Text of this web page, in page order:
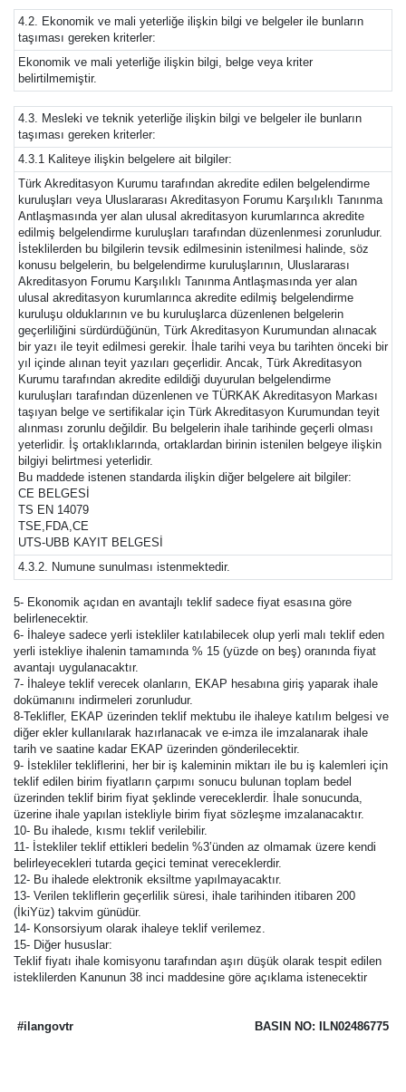
4.2. Ekonomik ve mali yeterliğe ilişkin bilgi ve belgeler ile bunların
taşıması gereken kriterler:
Ekonomik ve mali yeterliğe ilişkin bilgi, belge veya kriter
belirtilmemiştir.
4.3. Mesleki ve teknik yeterliğe ilişkin bilgi ve belgeler ile bunların
taşıması gereken kriterler:
4.3.1 Kaliteye ilişkin belgelere ait bilgiler:
Türk Akreditasyon Kurumu tarafından akredite edilen belgelendirme
kuruluşları veya Uluslararası Akreditasyon Forumu Karşılıklı Tanınma
Antlaşmasında yer alan ulusal akreditasyon kurumlarınca akredite
edilmiş belgelendirme kuruluşları tarafından düzenlenmesi zorunludur.
İsteklilerden bu bilgilerin tevsik edilmesinin istenilmesi halinde, söz
konusu belgelerin, bu belgelendirme kuruluşlarının, Uluslararası
Akreditasyon Forumu Karşılıklı Tanınma Antlaşmasında yer alan
ulusal akreditasyon kurumlarınca akredite edilmiş belgelendirme
kuruluşu olduklarının ve bu kuruluşlarca düzenlenen belgelerin
geçerliliğini sürdürdüğünün, Türk Akreditasyon Kurumundan alınacak
bir yazı ile teyit edilmesi gerekir. İhale tarihi veya bu tarihten önceki bir
yıl içinde alınan teyit yazıları geçerlidir. Ancak, Türk Akreditasyon
Kurumu tarafından akredite edildiği duyurulan belgelendirme
kuruluşları tarafından düzenlenen ve TÜRKAK Akreditasyon Markası
taşıyan belge ve sertifikalar için Türk Akreditasyon Kurumundan teyit
alınması zorunlu değildir. Bu belgelerin ihale tarihinde geçerli olması
yeterlidir. İş ortaklıklarında, ortaklardan birinin istenilen belgeye ilişkin
bilgiyi belirtmesi yeterlidir.
Bu maddede istenen standarda ilişkin diğer belgelere ait bilgiler:
CE BELGESİ
TS EN 14079
TSE,FDA,CE
UTS-UBB KAYIT BELGESİ
4.3.2. Numune sunulması istenmektedir.
5- Ekonomik açıdan en avantajlı teklif sadece fiyat esasına göre
belirlenecektir.
6- İhaleye sadece yerli istekliler katılabilecek olup yerli malı teklif eden
yerli istekliye ihalenin tamamında % 15 (yüzde on beş) oranında fiyat
avantajı uygulanacaktır.
7- İhaleye teklif verecek olanların, EKAP hesabına giriş yaparak ihale
dokümanını indirmeleri zorunludur.
8-Teklifler, EKAP üzerinden teklif mektubu ile ihaleye katılım belgesi ve
diğer ekler kullanılarak hazırlanacak ve e-imza ile imzalanarak ihale
tarih ve saatine kadar EKAP üzerinden gönderilecektir.
9- İstekliler tekliflerini, her bir iş kaleminin miktarı ile bu iş kalemleri için
teklif edilen birim fiyatların çarpımı sonucu bulunan toplam bedel
üzerinden teklif birim fiyat şeklinde vereceklerdir. İhale sonucunda,
üzerine ihale yapılan istekliyle birim fiyat sözleşme imzalanacaktır.
10- Bu ihalede, kısmı teklif verilebilir.
11- İstekliler teklif ettikleri bedelin %3’ünden az olmamak üzere kendi
belirleyecekleri tutarda geçici teminat vereceklerdir.
12- Bu ihalede elektronik eksiltme yapılmayacaktır.
13- Verilen tekliflerin geçerlilik süresi, ihale tarihinden itibaren 200
(İkiYüz) takvim günüdür.
14- Konsorsiyum olarak ihaleye teklif verilemez.
15- Diğer hususlar:
Teklif fiyatı ihale komisyonu tarafından aşırı düşük olarak tespit edilen
isteklilerden Kanunun 38 inci maddesine göre açıklama istenecektir
#ilangovtr BASIN NO: ILN02486775